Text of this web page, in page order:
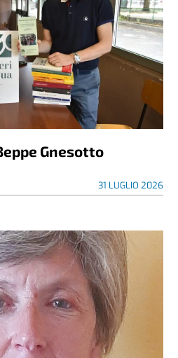
Gnesotto
31 LUGLIO 2026